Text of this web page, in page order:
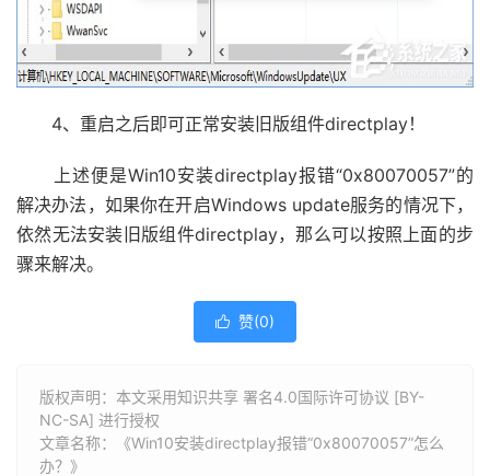
4、重启之后即可正常安装旧版组件directplay！
上述便是Win10安装directplay报错“0x80070057”的
解决办法，如果你在开启Windows update服务的情况下，
依然无法安装旧版组件directplay，那么可以按照上面的步
骤来解决。
 赞(0)
版权声明：本文采用知识共享 署名4.0国际许可协议 [BY-
NC-SA] 进行授权
文章名称：《Win10安装directplay报错“0x80070057”怎么
办？》